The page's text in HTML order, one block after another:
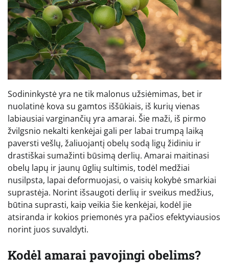
Sodininkystė yra ne tik malonus užsiėmimas, bet ir
nuolatinė kova su gamtos iššūkiais, iš kurių vienas
labiausiai varginančių yra amarai. Šie maži, iš pirmo
žvilgsnio nekalti kenkėjai gali per labai trumpą laiką
paversti vešlų, žaliuojantį obelų sodą ligų židiniu ir
drastiškai sumažinti būsimą derlių. Amarai maitinasi
obelų lapų ir jaunų ūglių sultimis, todėl medžiai
nusilpsta, lapai deformuojasi, o vaisių kokybė smarkiai
suprastėja. Norint išsaugoti derlių ir sveikus medžius,
būtina suprasti, kaip veikia šie kenkėjai, kodėl jie
atsiranda ir kokios priemonės yra pačios efektyviausios
norint juos suvaldyti.
Kodėl amarai pavojingi obelims?